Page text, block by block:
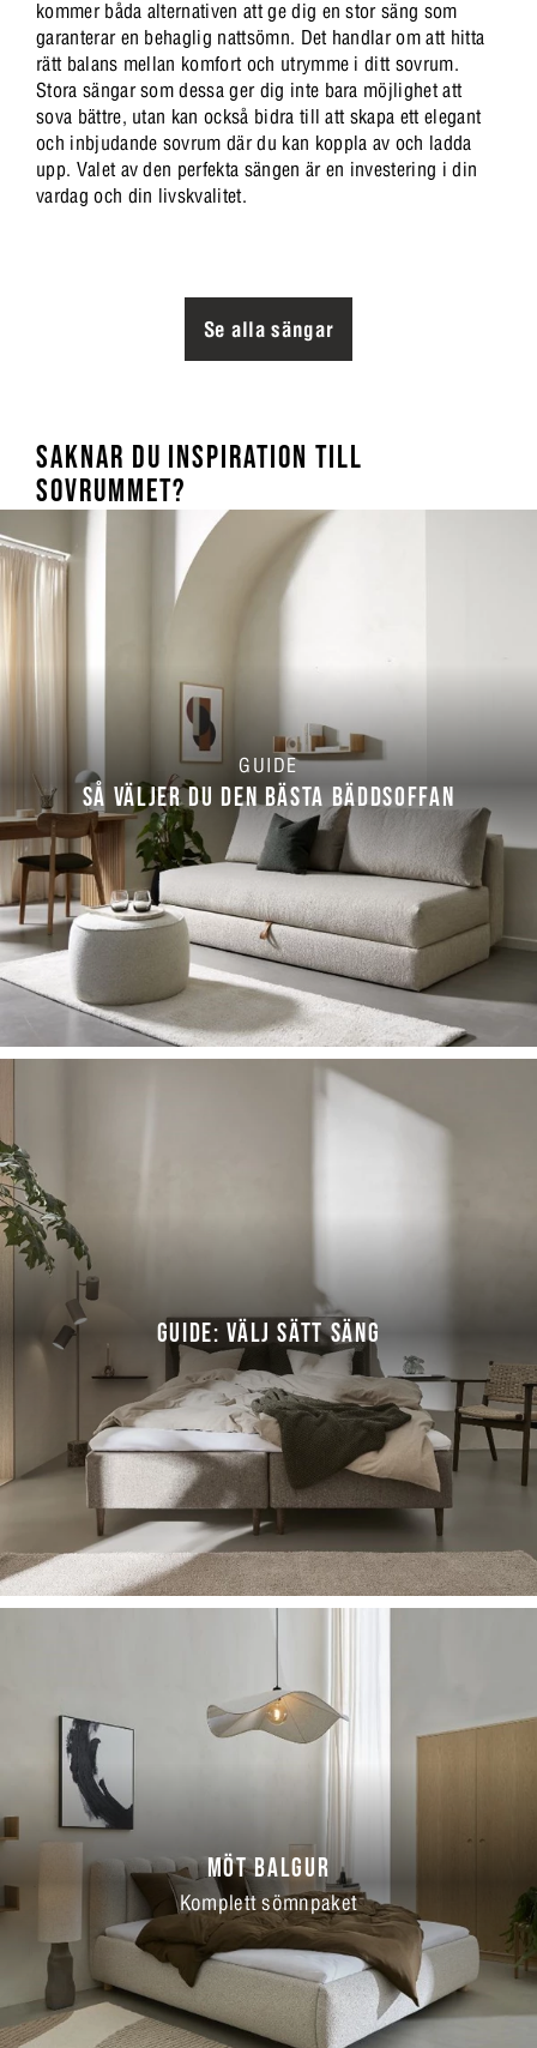
kommer båda alternativen att ge dig en stor säng som
garanterar en behaglig nattsömn. Det handlar om att hitta
rätt balans mellan komfort och utrymme i ditt sovrum.
Stora sängar som dessa ger dig inte bara möjlighet att
sova bättre, utan kan också bidra till att skapa ett elegant
och inbjudande sovrum där du kan koppla av och ladda
upp. Valet av den perfekta sängen är en investering i din
vardag och din livskvalitet.
Se alla sängar
SAKNAR DU INSPIRATION TILL
SOVRUMMET?
GUIDE
SÅ VÄLJER DU DEN BÄSTA BÄDDSOFFAN
GUIDE: VÄLJ SÄTT SÄNG
MÖT BALGUR
Komplett sömnpaket